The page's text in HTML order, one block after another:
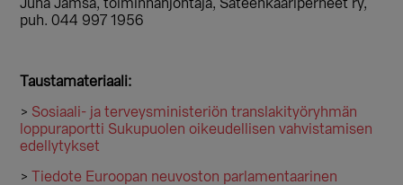
Juha Jämsä, toiminnanjohtaja, Sateenkaariperheet ry,
puh. 044 997 1956
Taustamateriaali:
> Sosiaali- ja terveysministeriön translakityöryhmän
loppuraportti Sukupuolen oikeudellisen vahvistamisen
edellytykset
>
Tiedote Euroopan neuvoston parlamentaarinen